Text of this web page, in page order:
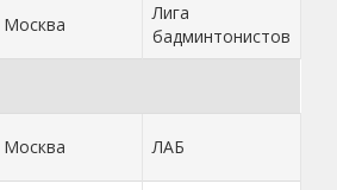
Москва
Лига
бадминтонистов
Москва ЛАБ